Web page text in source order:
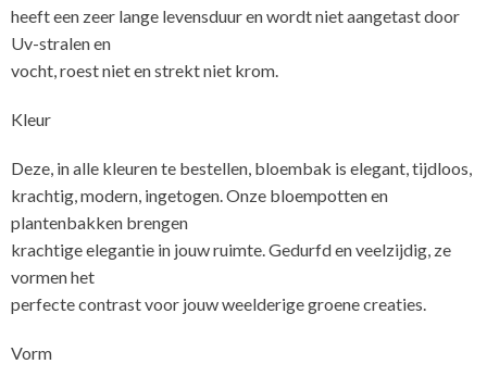
heeft een zeer lange levensduur en wordt niet aangetast door
Uv-stralen en
vocht, roest niet en strekt niet krom.
Kleur
Deze, in alle kleuren te bestellen, bloembak is elegant, tijdloos,
krachtig, modern, ingetogen. Onze bloempotten en
plantenbakken brengen
krachtige elegantie in jouw ruimte. Gedurfd en veelzijdig, ze
vormen het
perfecte contrast voor jouw weelderige groene creaties.
Vorm